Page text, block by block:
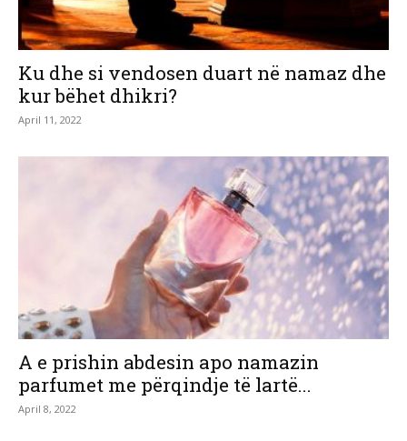
Ku dhe si vendosen duart në namaz dhe
kur bëhet dhikri?
April 11, 2022
A e prishin abdesin apo namazin
parfumet me përqindje të lartë...
April 8, 2022